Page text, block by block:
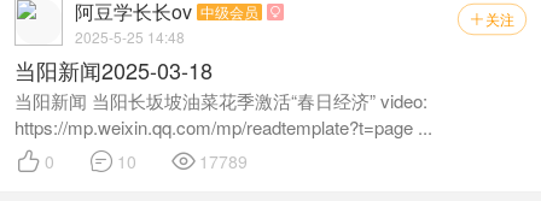
 关注
阿豆学长长ov 中级会员 
2025-5-25 14:48
当阳新闻2025-03-18
当阳新闻 当阳长坂坡油菜花季激活“春日经济” video:
https://mp.weixin.qq.com/mp/readtemplate?t=page ...
 0  10  17789